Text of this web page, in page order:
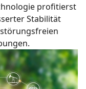
profitierst
Stabilität